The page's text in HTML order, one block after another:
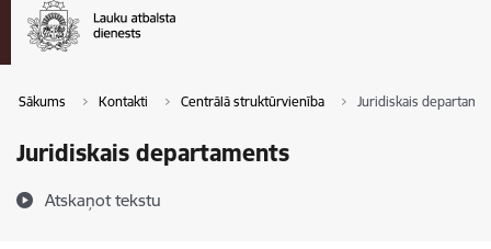
Sākums Kontakti Centrālā struktūrvienība Juridiskais
Juridiskais departaments
Atskaņot tekstu